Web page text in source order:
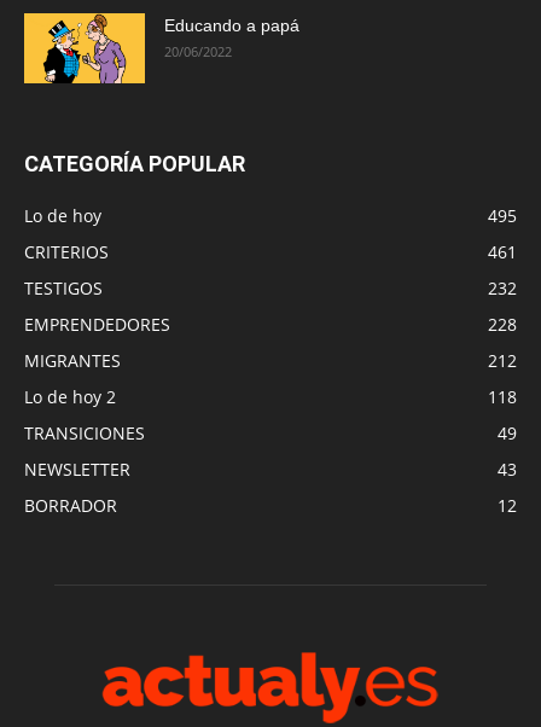
Educando a papá
20/06/2022
CATEGORÍA POPULAR
Lo de hoy
495
CRITERIOS
461
TESTIGOS
232
EMPRENDEDORES
228
MIGRANTES
212
Lo de hoy 2
118
TRANSICIONES
49
NEWSLETTER
43
BORRADOR
12